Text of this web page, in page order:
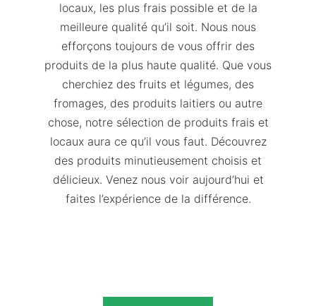
locaux, les plus frais possible et de la
meilleure qualité qu’il soit. Nous nous
efforçons toujours de vous offrir des
produits de la plus haute qualité. Que vous
cherchiez des fruits et légumes, des
fromages, des produits laitiers ou autre
chose, notre sélection de produits frais et
locaux aura ce qu’il vous faut. Découvrez
des produits minutieusement choisis et
délicieux. Venez nous voir aujourd’hui et
faites l’expérience de la différence.